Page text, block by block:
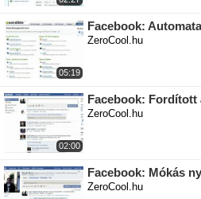
05:19
Facebook:
ZeroCool.hu
02:00
Facebook: Fordított
ZeroCool.hu
Facebook: Mókás
ZeroCool.hu